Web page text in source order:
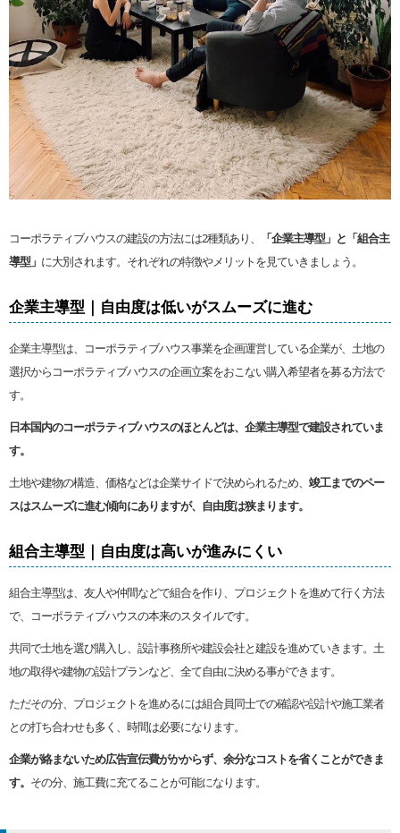
コーポラティブハウスの建設の方法には2種類あり、
「企業主導型」と「組合主
導型」 に大別されます。それぞれの特徴やメリットを見ていきましょう。
企業主導型｜自由度は低いがスムーズに進む
企業主導型は、コーポラティブハウス事業を企画運営している企業が、土地の
選択からコーポラティブハウスの企画立案をおこない購入希望者を募る方法で
す。
日本国内のコーポラティブハウスのほとんどは、企業主導型で建設されていま
す。
土地や建物の構造、価格などは企業サイドで決められるため、 竣工までのペー
スはスムーズに進む傾向にありますが、自由度は狭まります。
組合主導型｜自由度は高いが進みにくい
組合主導型は、友人や仲間などで組合を作り、プロジェクトを進めて行く方法
で、コーポラティブハウスの本来のスタイルです。
共同で土地を選び購入し、設計事務所や建設会社と建設を進めていきます。土
地の取得や建物の設計プランなど、全て自由に決める事ができます。
ただその分、プロジェクトを進めるには組合員同士での確認や設計や施工業者
との打ち合わせも多く、時間は必要になります。
企業が絡まないため広告宣伝費がかからず、余分なコストを省くことができま
す。 その分、施工費に充てることが可能になります。